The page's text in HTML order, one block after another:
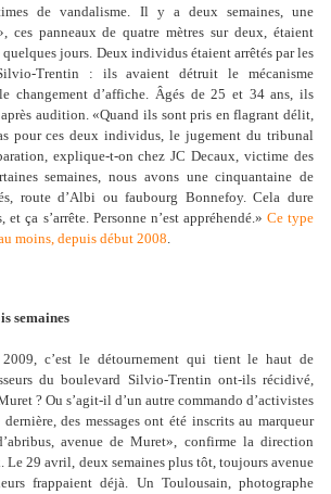
de vandalisme. Il y a deux semaines, une
ces panneaux de quatre mètres sur deux, étaient
quelques jours. Deux individus étaient arrêtés par les
Trentin : ils avaient détruit le mécanisme
changement d’affiche. Âgés de 25 et 34 ans, ils
audition. «Quand ils sont pris en flagrant délit,
pour ces deux individus, le jugement du tribunal
explique-t-on chez JC Decaux, victime des
semaines, nous avons une cinquantaine de
route d’Albi ou faubourg Bonnefoy. Cela dure
et ça s’arrête. Personne n’est appréhendé.» Ce type
moins, depuis début 2008.
semaines
c’est le détournement qui tient le haut de
du boulevard Silvio-Trentin ont-ils récidivé,
? Ou s’agit-il d’un autre commando d’activistes
des messages ont été inscrits au marqueur
’abribus, avenue de Muret», confirme la direction
Le 29 avril, deux semaines plus tôt, toujours avenue
frappaient déjà. Un Toulousain, photographe